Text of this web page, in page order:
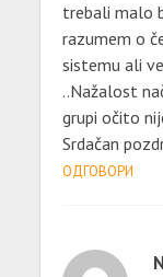
trebali malo
razumem o
sistemu ali
..Nažalost
grupi očito
Srdačan
ОДГОВОРИ